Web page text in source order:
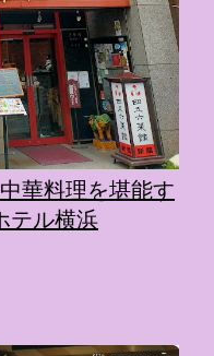
華料理を堪能す
テル横浜